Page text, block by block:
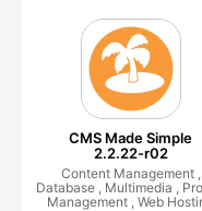
CMS Made Simple
2.2.22-r02
Content Management ,
Database , Multimedia ,
Management , Web